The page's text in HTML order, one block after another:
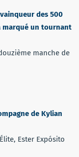
des 500
marqué un tournant
manche de
de Kylian
Ester Expósito